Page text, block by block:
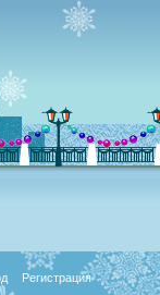
Регистрация